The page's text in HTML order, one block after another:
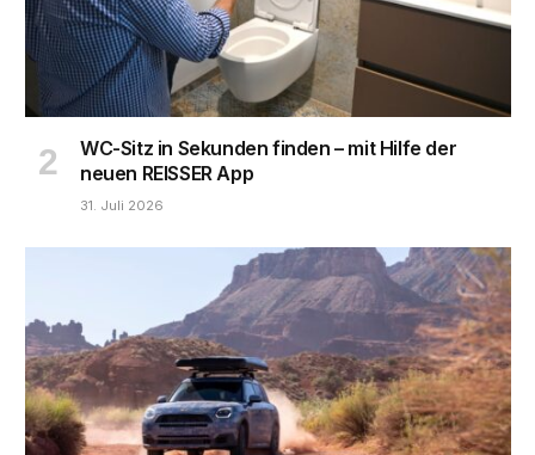
WC-Sitz in Sekunden finden – mit Hilfe der
neuen REISSER App
31. Juli 2026